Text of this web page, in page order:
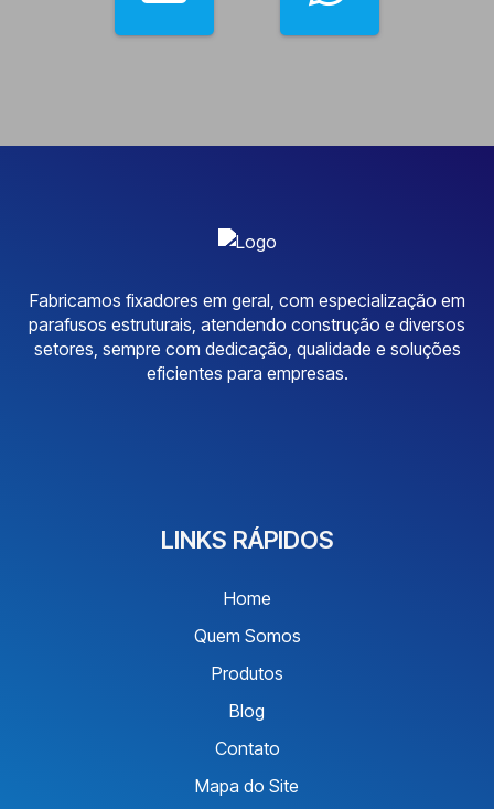
Fabricamos fixadores em geral, com especialização em
parafusos estruturais, atendendo construção e diversos
setores, sempre com dedicação, qualidade e soluções
eficientes para empresas.
LINKS RÁPIDOS
Home
Quem Somos
Produtos
Blog
Contato
Mapa do Site